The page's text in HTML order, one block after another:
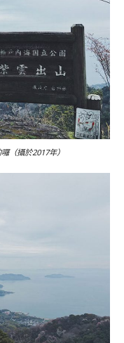
（攝於2017年）